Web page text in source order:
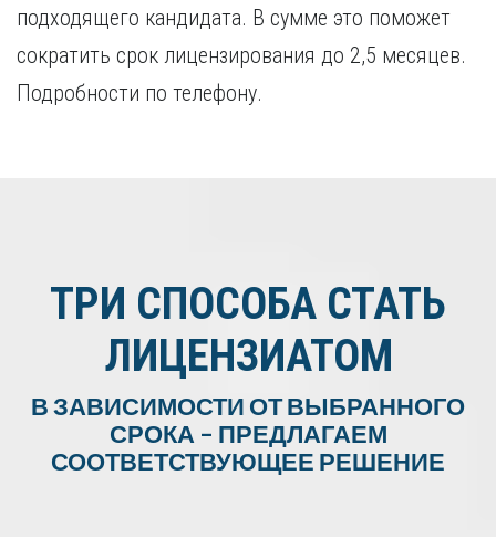
подходящего кандидата. В сумме это поможет
сократить срок лицензирования до 2,5 месяцев.
Подробности по телефону.
ТРИ СПОСОБА СТАТЬ
ЛИЦЕНЗИАТОМ
В ЗАВИСИМОСТИ ОТ ВЫБРАННОГО
СРОКА – ПРЕДЛАГАЕМ
СООТВЕТСТВУЮЩЕЕ РЕШЕНИЕ